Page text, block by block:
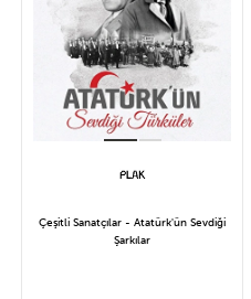
Çeşitli Sanatçılar - Atatürk'ün Sevdiği
Şarkılar